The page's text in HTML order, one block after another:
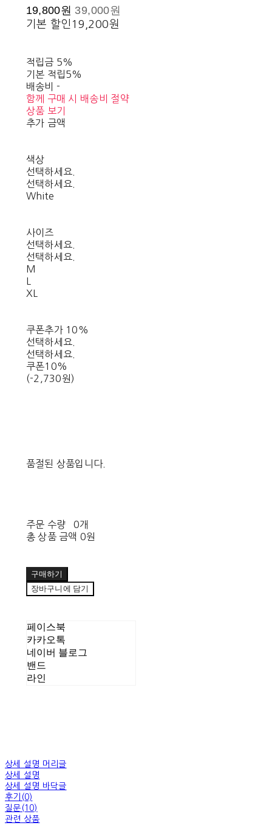
19,800원 39,000원
기본 할인 19,200원
적립금 5%
기본 적립5%
배송비 -
함께 구매 시 배송비 절약
상품 보기
추가 금액
색상
선택하세요.
선택하세요.
White
사이즈
선택하세요.
선택하세요.
M
XL
쿠폰추가 10%
선택하세요.
선택하세요.
쿠폰10%
(-2,730원)
품절된 상품입니다.
주문 수량
0개
총 상품 금액 0원
구매하기
장바구니에 담기
페이스북
카카오톡
네이버 블로그
밴드
라인
상세 설명 머리글
상세 설명
상세 설명 바닥글
후기(0)
질문(10)
관련 상품